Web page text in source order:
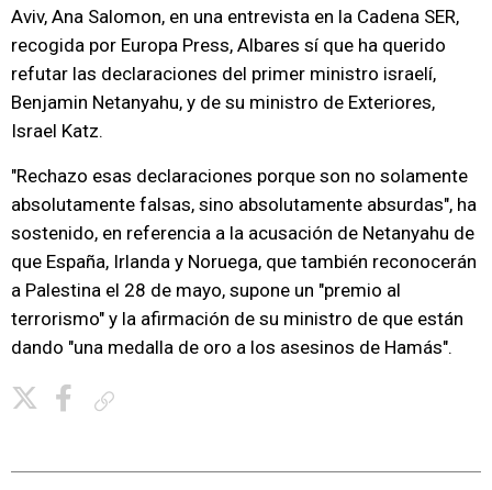
Aviv, Ana Salomon, en una entrevista en la Cadena SER,
recogida por Europa Press, Albares sí que ha querido
refutar las declaraciones del primer ministro israelí,
Benjamin Netanyahu, y de su ministro de Exteriores,
Israel Katz.
"Rechazo esas declaraciones porque son no solamente
absolutamente falsas, sino absolutamente absurdas", ha
sostenido, en referencia a la acusación de Netanyahu de
que España, Irlanda y Noruega, que también reconocerán
a Palestina el 28 de mayo, supone un "premio al
terrorismo" y la afirmación de su ministro de que están
dando "una medalla de oro a los asesinos de Hamás".